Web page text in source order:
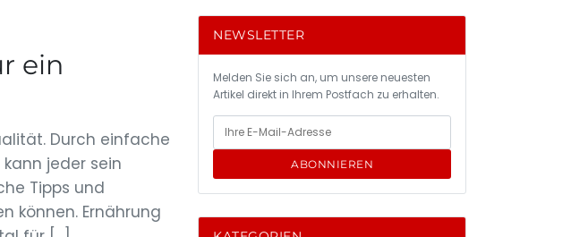
ein
Durch einfache
jeder sein
Tipps und
können. Ernährung
NEWSLETTER
Melden Sie sich an, um unsere neuesten
Artikel direkt in Ihrem Postfach zu erhalten.
ABONNIEREN